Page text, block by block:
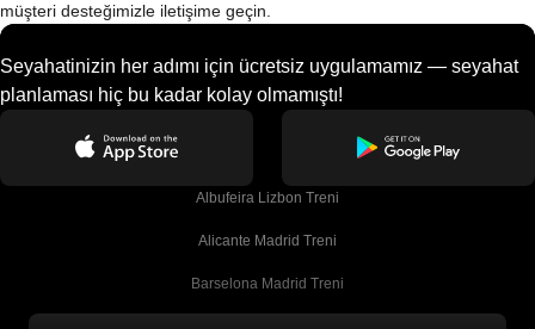
müşteri desteğimizle iletişime geçin.
Seyahatinizin her adımı için ücretsiz uygulamamız — seyahat
planlaması hiç bu kadar kolay olmamıştı!
Albufeira Lizbon Treni
Alicante Madrid Treni
Barselona Madrid Treni